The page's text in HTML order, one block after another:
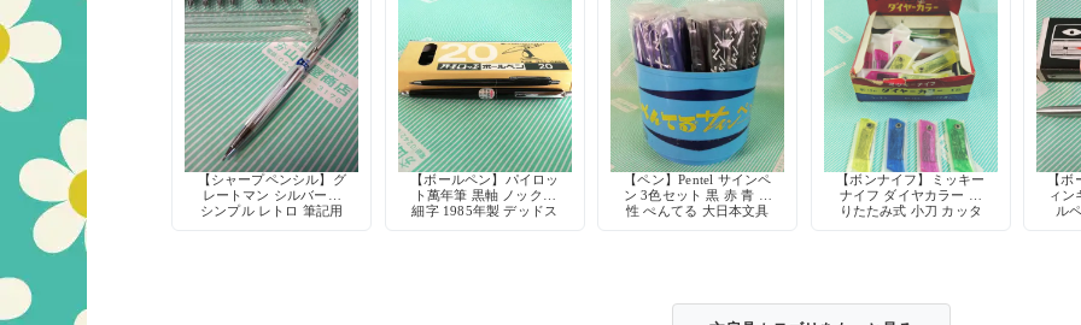
【シャープペンシル】グ
レートマン シルバー軸
シンプル レトロ 筆記用
【ボールペン】パイロッ
ト萬年筆 黒軸 ノック式
細字 1985年製 デッドス
【ペン】Pentel サインペ
ン 3色セット 黒 赤 青 水
性 ぺんてる 大日本文具
【ボンナイフ】ミッキー
ナイフ ダイヤカラー 折
りたたみ式 小刀 カッタ
【
ィン
ル